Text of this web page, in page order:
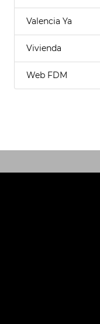
Valencia Ya
Vivienda
Web FDM